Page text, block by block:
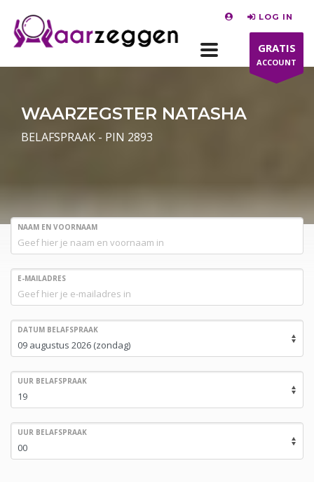
LOG IN
GRATIS
ACCOUNT
WAARZEGSTER NATASHA
BELAFSPRAAK - PIN 2893
NAAM EN VOORNAAM
E-MAILADRES
DATUM BELAFSPRAAK
UUR BELAFSPRAAK
UUR BELAFSPRAAK